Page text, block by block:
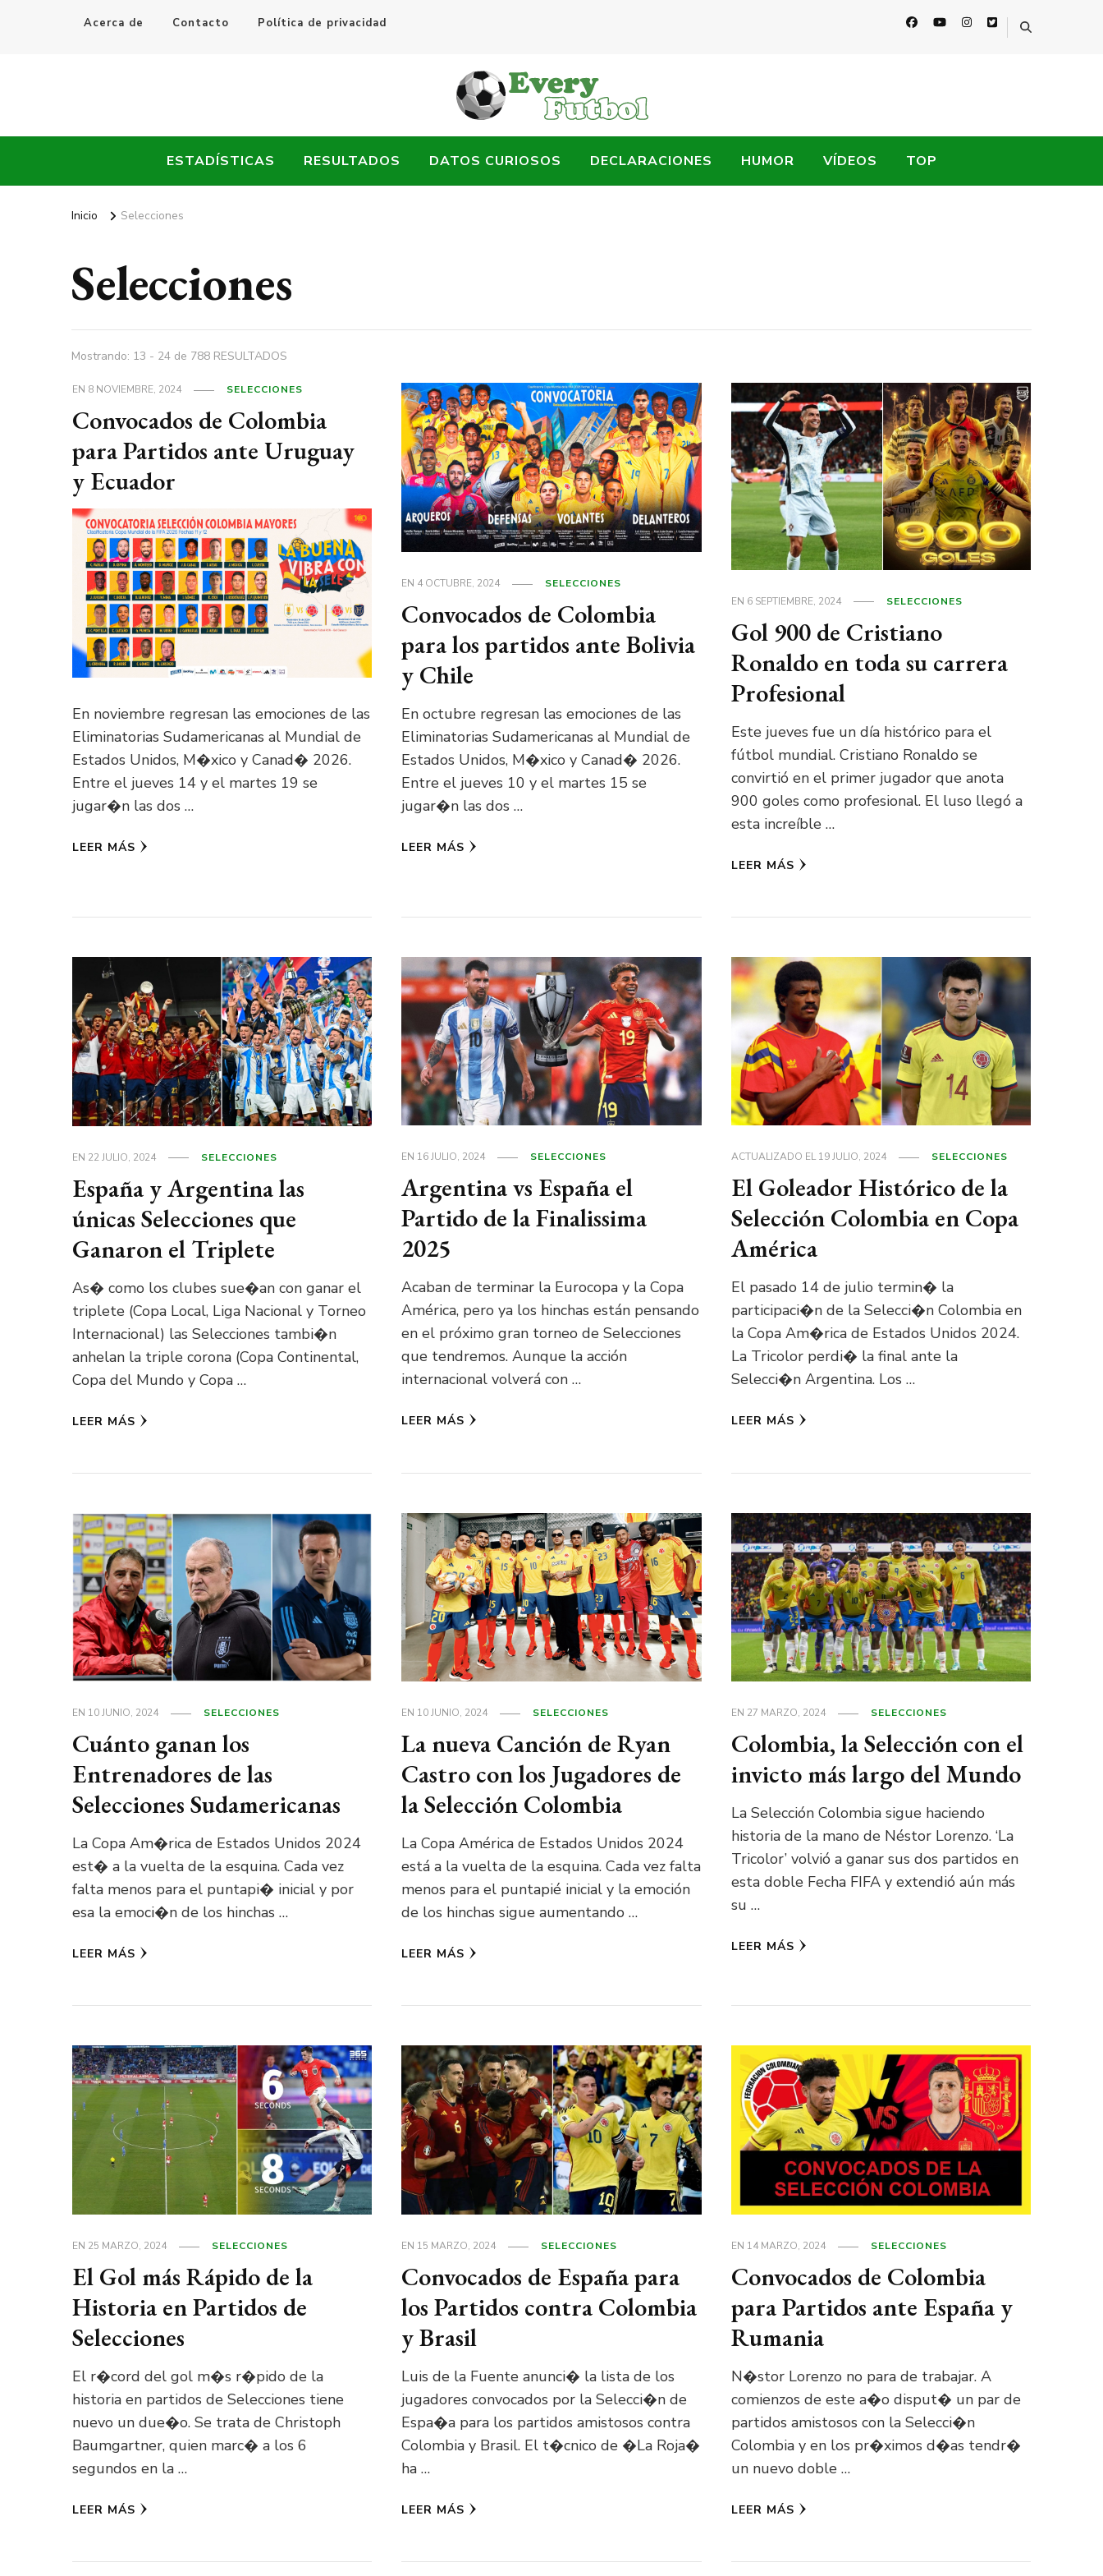
Acerca de Contacto Política de privacidad
Every Fútbol
ESTADÍSTICAS RESULTADOS DATOS CURIOSOS DECLARACIONES HUMOR VÍDEOS TOP
Inicio Selecciones
Selecciones
Mostrando: 13 - 24 de 788 RESULTADOS
EN 8 NOVIEMBRE, 2024 SELECCIONES
Convocados de Colombia
para Partidos ante Uruguay
y Ecuador
En noviembre regresan las emociones de las
Eliminatorias Sudamericanas al Mundial de
Estados Unidos, M�xico y Canad� 2026.
Entre el jueves 14 y el martes 19 se
jugar�n las dos …
LEER MÁS
EN 4 OCTUBRE, 2024 SELECCIONES
Convocados de Colombia
para los partidos ante Bolivia
y Chile
En octubre regresan las emociones de las
Eliminatorias Sudamericanas al Mundial de
Estados Unidos, M�xico y Canad� 2026.
Entre el jueves 10 y el martes 15 se
jugar�n las dos …
LEER MÁS
EN 6 SEPTIEMBRE, 2024 SELECCIONES
Gol 900 de Cristiano
Ronaldo en toda su carrera
Profesional
Este jueves fue un día histórico para el
fútbol mundial. Cristiano Ronaldo se
convirtió en el primer jugador que anota
900 goles como profesional. El luso llegó a
esta increíble …
LEER MÁS
EN 22 JULIO, 2024 SELECCIONES
España y Argentina las
únicas Selecciones que
Ganaron el Triplete
As� como los clubes sue�an con ganar el
triplete (Copa Local, Liga Nacional y Torneo
Internacional) las Selecciones tambi�n
anhelan la triple corona (Copa Continental,
Copa del Mundo y Copa …
LEER MÁS
EN 16 JULIO, 2024 SELECCIONES
Argentina vs España el
Partido de la Finalissima
2025
Acaban de terminar la Eurocopa y la Copa
América, pero ya los hinchas están pensando
en el próximo gran torneo de Selecciones
que tendremos. Aunque la acción
internacional volverá con …
LEER MÁS
ACTUALIZADO EL19 JULIO, 2024 SELECCIONES
El Goleador Histórico de la
Selección Colombia en Copa
América
El pasado 14 de julio termin� la
participaci�n de la Selecci�n Colombia en
la Copa Am�rica de Estados Unidos 2024.
La Tricolor perdi� la final ante la
Selecci�n Argentina. Los …
LEER MÁS
EN 10 JUNIO, 2024 SELECCIONES
Cuánto ganan los
Entrenadores de las
Selecciones Sudamericanas
La Copa Am�rica de Estados Unidos 2024
est� a la vuelta de la esquina. Cada vez
falta menos para el puntapi� inicial y por
esa la emoci�n de los hinchas …
LEER MÁS
EN 10 JUNIO, 2024 SELECCIONES
La nueva Canción de Ryan
Castro con los Jugadores de
la Selección Colombia
La Copa América de Estados Unidos 2024
está a la vuelta de la esquina. Cada vez falta
menos para el puntapié inicial y la emoción
de los hinchas sigue aumentando …
LEER MÁS
EN 27 MARZO, 2024 SELECCIONES
Colombia, la Selección con el
invicto más largo del Mundo
La Selección Colombia sigue haciendo
historia de la mano de Néstor Lorenzo. ‘La
Tricolor’ volvió a ganar sus dos partidos en
esta doble Fecha FIFA y extendió aún más
su …
LEER MÁS
EN 25 MARZO, 2024 SELECCIONES
El Gol más Rápido de la
Historia en Partidos de
Selecciones
El r�cord del gol m�s r�pido de la
historia en partidos de Selecciones tiene
nuevo un due�o. Se trata de Christoph
Baumgartner, quien marc� a los 6
segundos en la …
LEER MÁS
EN 15 MARZO, 2024 SELECCIONES
Convocados de España para
los Partidos contra Colombia
y Brasil
Luis de la Fuente anunci� la lista de los
jugadores convocados por la Selecci�n de
Espa�a para los partidos amistosos contra
Colombia y Brasil. El t�cnico de �La Roja�
ha …
LEER MÁS
EN 14 MARZO, 2024 SELECCIONES
Convocados de Colombia
para Partidos ante España y
Rumania
N�stor Lorenzo no para de trabajar. A
comienzos de este a�o disput� un par de
partidos amistosos con la Selecci�n
Colombia y en los pr�ximos d�as tendr�
un nuevo doble …
LEER MÁS